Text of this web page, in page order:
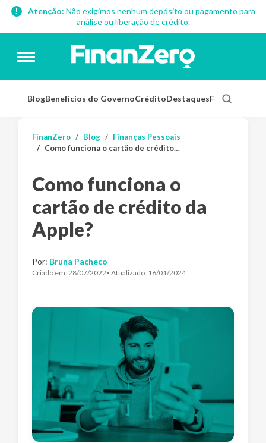
Atenção: Não exigimos nenhum depósito ou pagamento para
análise ou liberação de crédito.
BlogBenefícios do GovernoCréditoDestaquesFinanças
FinanZero Blog
Finanças Pessoais
Como funciona o cartão de crédito da Apple?
Como funciona o
cartão de crédito da
Apple?
Por: Bruna Pacheco
Criado em: 28/07/2022• Atualizado: 16/01/2024